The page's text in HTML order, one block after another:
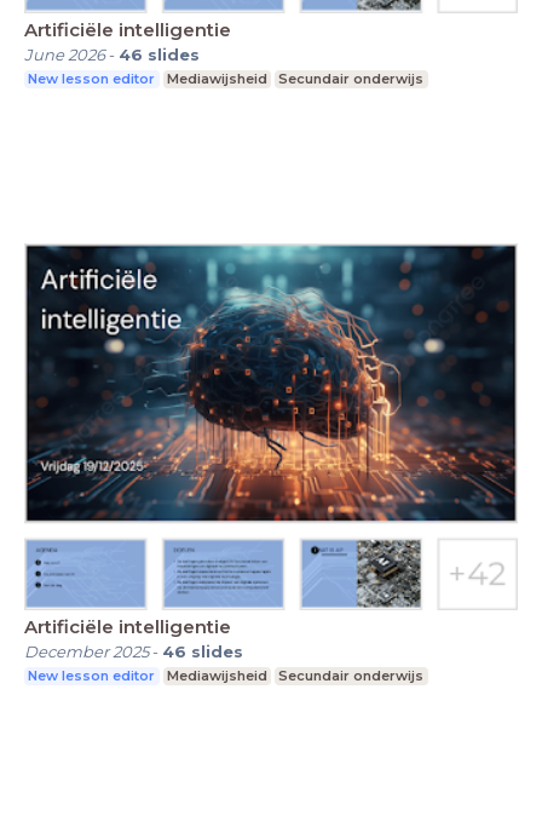
Artificiële intelligentie
June 2026- 46 slides
New lesson editor Mediawijsheid Secundair onderwijs
Artificiële intelligentie
December 2025- 46 slides
New lesson editor Mediawijsheid Secundair onderwijs